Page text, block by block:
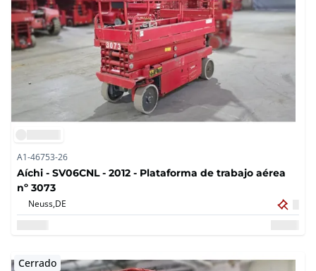
A1-46753-26
Aíchi - SV06CNL - 2012 - Plataforma de trabajo aérea
nº 3073
Neuss,DE
Cerrado